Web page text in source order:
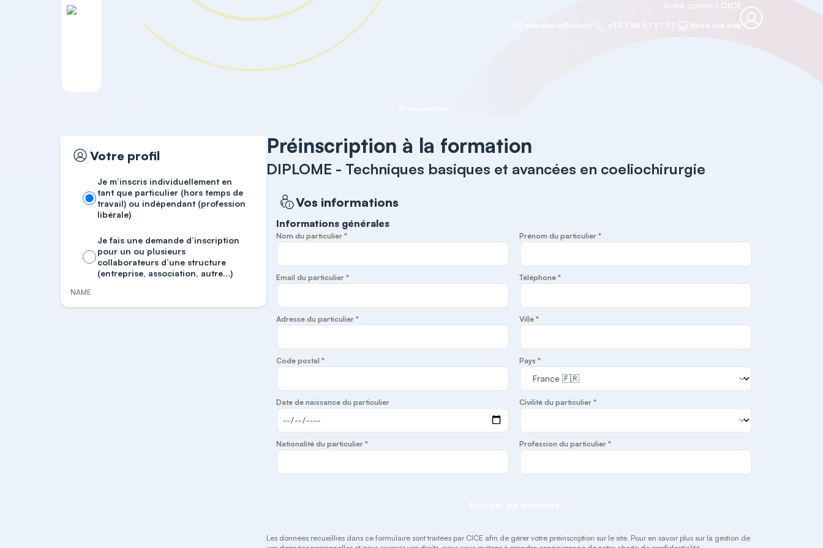
Votre contact CICE
+33 7 85 57 97 93 Notre site web
Votre profil
Je m’inscris individuellement en
tant que particulier (hors temps de
travail) ou indépendant (profession
libérale)
Je fais une demande d’inscription
pour un ou plusieurs
collaborateurs d’une structure
(entreprise, association, autre…)
NAME
Préinscription à la formation
DIPLOME - Techniques basiques et avancées en coeliochirurgie
Vos informations
Informations générales
Nom du particulier * Prénom du particulier *
Email du particulier * Téléphone *
Adresse du particulier * Ville *
Code postal * Pays *
Date de naissance du particulier Civilité du particulier *
Nationalité du particulier * Profession du particulier *
Les données recueillies dans ce formulaire sont traitées par CICE afin de gérer votre préinscription sur le site. Pour en savoir plus sur la gestion de